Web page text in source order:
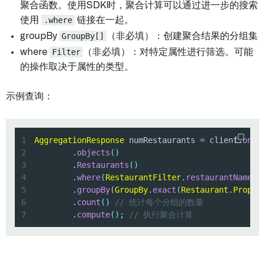
聚合函数。使用SDK时，聚合计算可以通过进一步的搜索
使用
.where 链接在一起。
groupBy GroupBy[]
（非必填）：创建聚合结果的分组集
where Filter
（非必填）：对特定属性进行筛选。可能
的操作取决于属性的类型。
示例查询：
1 AggregationResponse numRestaurants = client.
2
. objects ( )
3
. Restaurants ( )
4
.where(RestaurantFilter. restaurantName
5
. groupBy(GroupBy. exact (Restaurant .
6
. count ( )
// 统计每个分组的数量
7
. compute( ) ; // 执行聚合计算